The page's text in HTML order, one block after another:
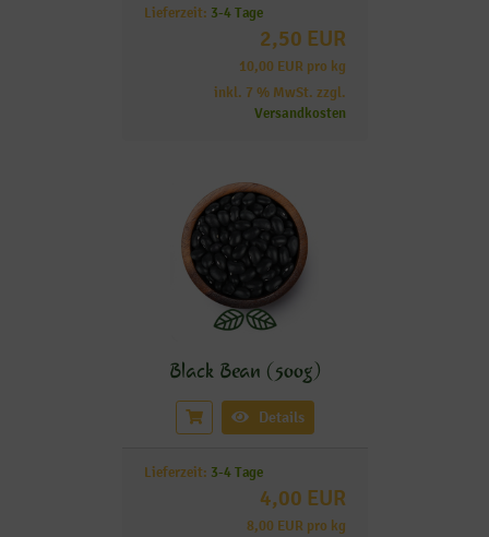
Lieferzeit: 3-4 Tage
2,50 EUR
10,00 EUR pro kg
inkl. 7 % MwSt. zzgl.
Versandkosten
Black Bean (500g)
Details
Lieferzeit: 3-4 Tage
4,00 EUR
8,00 EUR pro kg